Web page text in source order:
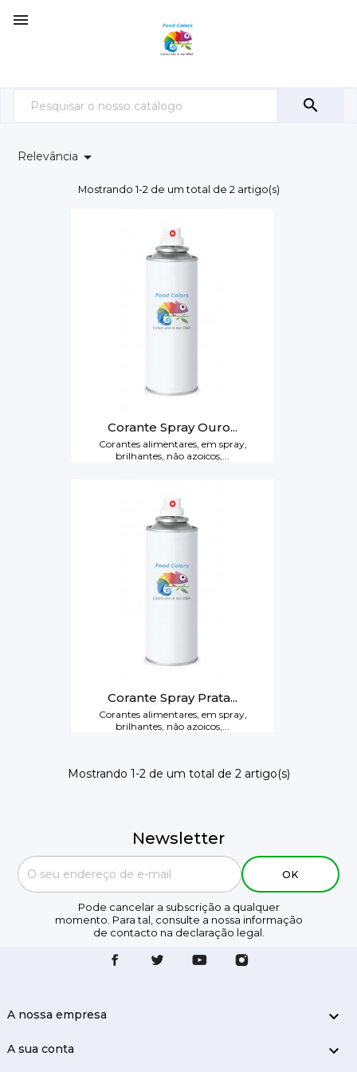


Relevância 
Mostrando 1-2 de um total de 2 artigo(s)
Corante Spray Ouro...
Corantes alimentares, em spray,
brilhantes, não azoicos,...
Corante Spray Prata...
Corantes alimentares, em spray,
brilhantes, não azoicos,...
Mostrando 1-2 de um total de 2 artigo(s)
Newsletter
Pode cancelar a subscrição a qualquer
momento. Para tal, consulte a nossa informação
de contacto na declaração legal.
A nossa empresa 
A sua conta 